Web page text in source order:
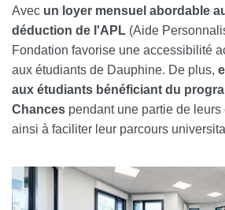
Avec un loyer mensuel abordable
déduction de l'APL (Aide
Fondation favorise une accessibilité
aux étudiants de Dauphine. De plus,
aux étudiants bénéficiant du
Chances pendant une partie de leurs
ainsi à faciliter leur parcours